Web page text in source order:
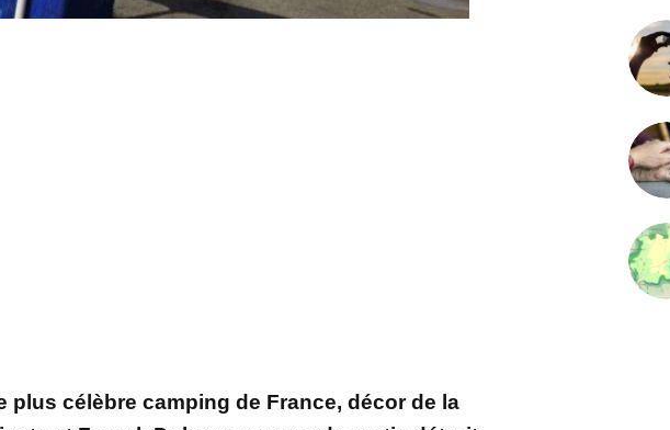
plus célèbre camping de France, décor de la